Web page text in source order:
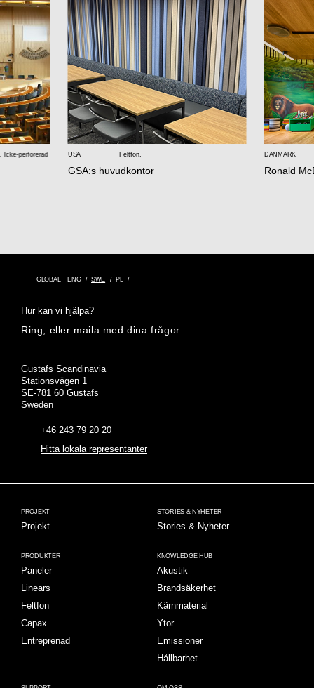
Icke-perforerad USA Feltfon,
GSA:s huvudkontor
DANMARK
Ronald
GLOBAL ENG SWE PL
Hur kan vi hjälpa?
Ring, eller maila med dina frågor
Gustafs Scandinavia
Stationsvägen 1
SE-781 60 Gustafs
Sweden
+46 243 79 20 20
Hitta lokala representanter
PROJEKT
Projekt
STORIES & NYHETER
Stories & Nyheter
PRODUKTER
Paneler
Linears
Feltfon
Capax
Entreprenad
KNOWLEDGE HUB
Akustik
Brandsäkerhet
Kärnmaterial
Ytor
Emissioner
Hållbarhet